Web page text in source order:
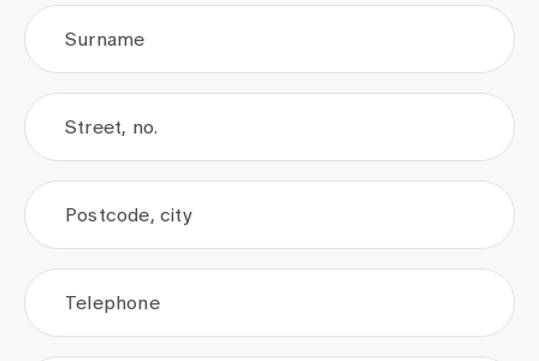
Surname
Street, no.
Postcode, city
Telephone